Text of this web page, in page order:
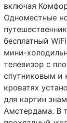
включая
Одноместные
бесплатный
мини-
телевизор с
спутниковым и
кроватях
для картин
Амстердама. В